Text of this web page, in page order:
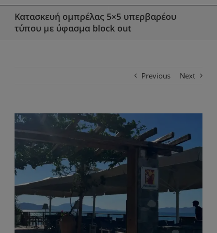
Κατασκευή ομπρέλας 5×5 υπερβαρέου
τύπου με ύφασμα block out
Previous Next
View
Image